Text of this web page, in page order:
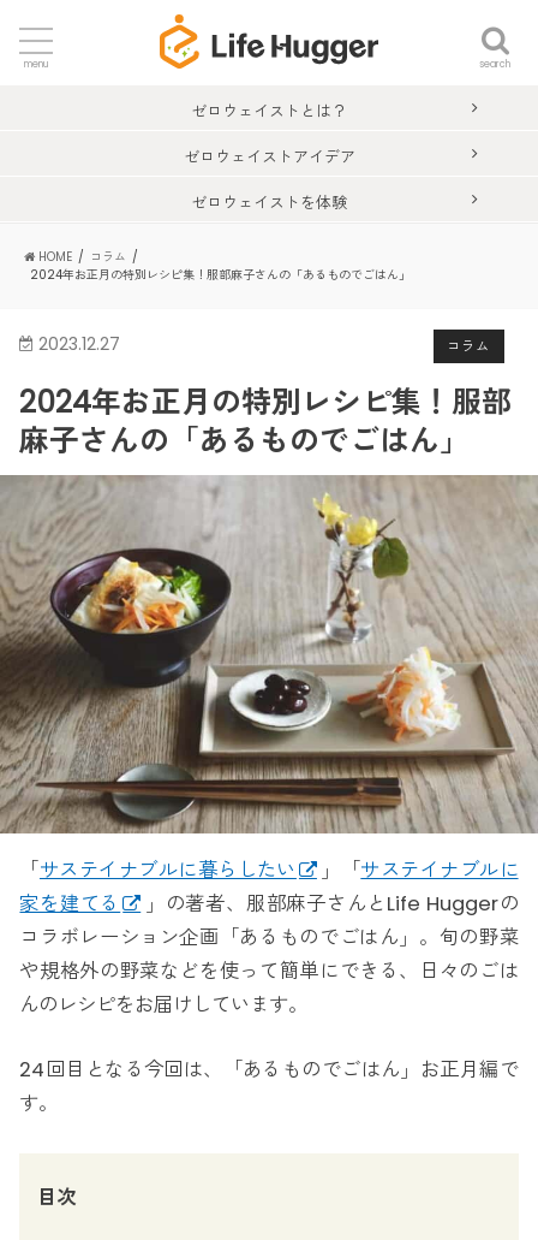
search
menu
ゼロウェイストとは？
ゼロウェイストアイデア
ゼロウェイストを体験
HOME
コラム
2024年お正月の特別レシピ集！服部麻子さんの「あるものでごはん」
コラム
2023.12.27
2024年お正月の特別レシピ集！服部
麻子さんの「あるものでごはん」
「サステイナブルに暮らしたい 」「サステイナブルに
家を建てる
」の著者、服部麻子さんとLife Huggerの
コラボレーション企画「あるものでごはん」。旬の野菜
や規格外の野菜などを使って簡単にできる、日々のごは
んのレシピをお届けしています。
24回目となる今回は、「あるものでごはん」お正月編で
す。
目次